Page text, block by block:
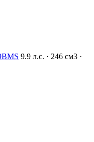
9.9 л.с. · 246 см3 ·